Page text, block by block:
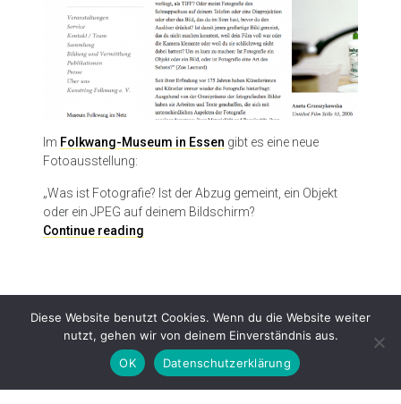
Im Folkwang-Museum in Essen gibt es eine neue
Fotoausstellung:
„Was ist Fotografie? Ist der Abzug gemeint, ein Objekt
oder ein JPEG auf deinem Bildschirm?
Continue reading
U
n
d
Diese Website benutzt Cookies. Wenn du die Website weiter
nutzt, gehen wir von deinem Einverständnis aus.
OK
Datenschutzerklärung